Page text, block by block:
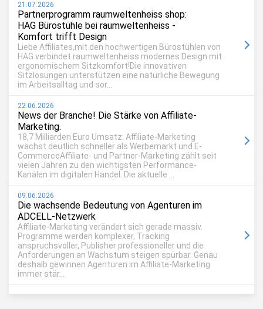
21.07.2026
Partnerprogramm raumweltenheiss shop:
HAG Bürostühle bei raumweltenheiss -
Komfort trifft Design
Liebe Affiliates,mit den hochwertigen Bürostühlen von
HAG verbindet raumweltenheiss modernes Design mit
ergonomischem Sitzkomfort!Die innovativen
Sitzlösungen unterstützen eine natürliche Bewegung
im Arbeitsalltag und sor...
22.06.2026
News der Branche! Die Stärke von Affiliate-
Marketing.
18,7 Milliarden Euro Umsatz: Affiliate-Marketing
wächst deutlich schneller als Werbemarkt und E-
CommerceAffiliate- und Partner-Marketing zählt seit
vielen Jahren zu den wichtigsten Performance-
Kanälen im digitalen Handel. Die aktuelle ...
09.06.2026
Die wachsende Bedeutung von Agenturen im
ADCELL-Netzwerk
Affiliate-Marketing verändert sich gerade massiv.
Programme werden komplexer, Tracking
anspruchsvoller, Publisher professioneller und die
Anforderungen an Wachstum steigen spürbar. Genau
deshalb gewinnen Agenturen im Affiliate-Marketing
immer stär...